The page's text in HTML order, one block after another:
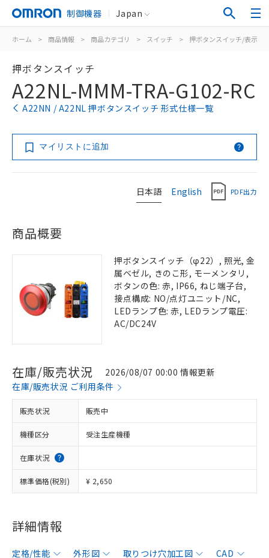
制御機器 Japan
ホーム > 商品情報 > 商品カテゴリ > スイッチ > 押ボタンスイッチ/表示灯
押ボタンスイッチ
A22NL-MMM-TRA-G102-RC
A22NN / A22NL 押ボタンスイッチ 形式仕様一覧
マイリストに追加
日本語 English PDF出力
商品概要
押ボタンスイッチ（φ22）, 照光, 金
属ベゼル, きのこ形, モーメンタリ,
ボタンの色: 赤, IP66, ねじ端子台,
接点構成: NO/点灯ユニット/NC,
LEDランプ色: 赤, LEDランプ電圧:
AC/DC24V
在庫/販売状況
2026/08/07 00:00 情報更新
在庫/販売状況 ご利用条件
販売状況 販売中
機種区分 受注生産機種
在庫状況
標準価格(税別) ¥ 2,650
詳細情報
定格/性能 外形図 取りつけ穴加工図
CAD